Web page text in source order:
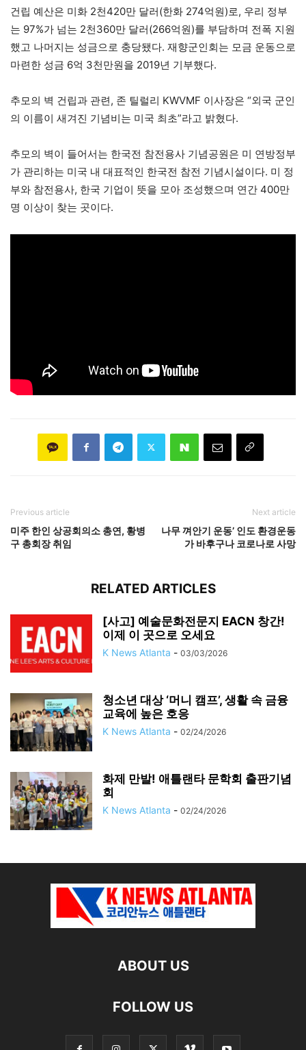
건립 예산은 미화 2천420만 달러(한화 274억원)로, 우리 정부
는 97%가 넘는 2천360만 달러(266억원)를 부담하며 전폭 지원
했고 나머지는 성금으로 충당됐다. 재향군인회는 모금 운동으로
마련한 성금 6억 3천만원을 2019년 기부했다.
추모의 벽 건립과 관련, 존 틸럴리 KWVMF 이사장은 “외국 군인
의 이름이 새겨진 기념비는 미국 최초”라고 밝혔다.
추모의 벽이 들어서는 한국전 참전용사 기념공원은 미 연방정부
가 관리하는 미국 내 대표적인 한국전 참전 기념시설이다. 미 정
부와 참전용사, 한국 기업이 뜻을 모아 조성했으며 연간 400만
명 이상이 찾는 곳이다.
Previous article
미주 한인 상공회의소 총연, 황병
구 총회장 취임
Next article
나무 껴안기 운동’ 인도 환경운동
가 바후구나 코로나로 사망
RELATED ARTICLES
[사고] 예술문화전문지 EACN 창간!
이제 이 곳으로 오세요
K News Atlanta - 03/03/2026
청소년 대상 ‘머니 캠프’, 생활 속 금융
교육에 높은 호응
K News Atlanta - 02/24/2026
화제 만발! 애틀랜타 문학회 출판기념
회
K News Atlanta - 02/24/2026
ABOUT US
FOLLOW US